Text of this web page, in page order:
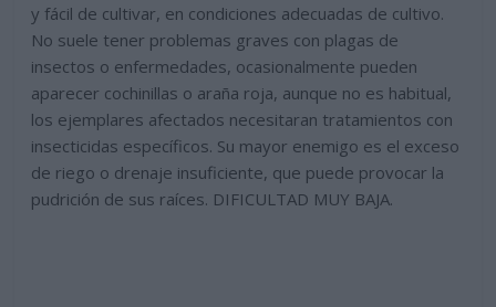
y fácil de cultivar, en condiciones adecuadas de cultivo.
No suele tener problemas graves con plagas de
insectos o enfermedades, ocasionalmente pueden
aparecer cochinillas o araña roja, aunque no es habitual,
los ejemplares afectados necesitaran tratamientos con
insecticidas específicos. Su mayor enemigo es el exceso
de riego o drenaje insuficiente, que puede provocar la
pudrición de sus raíces. DIFICULTAD MUY BAJA.